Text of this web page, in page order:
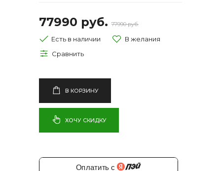
77990 руб. 77990 руб.
Есть в наличии
В КОРЗИНУ
ХОЧУ СКИДКУ